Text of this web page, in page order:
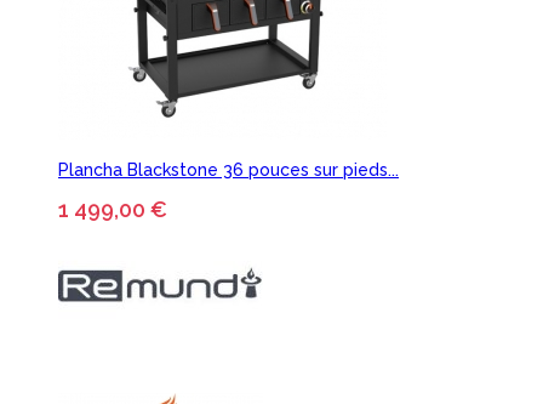
Plancha Blackstone 36 pouces sur pieds...
1 499,00 €